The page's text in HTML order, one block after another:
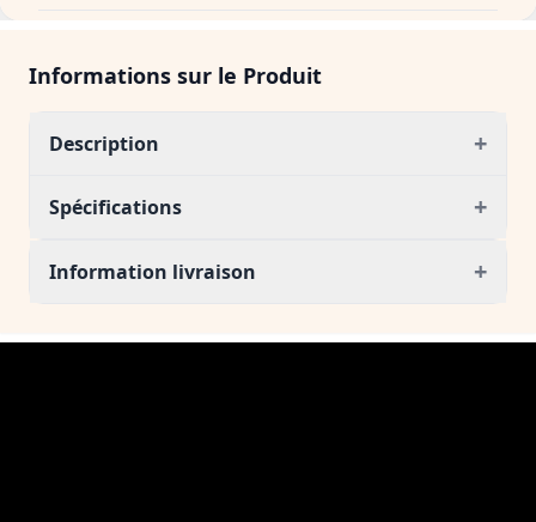
Informations sur le Produit
Description +
Spécifications +
Information livraison +